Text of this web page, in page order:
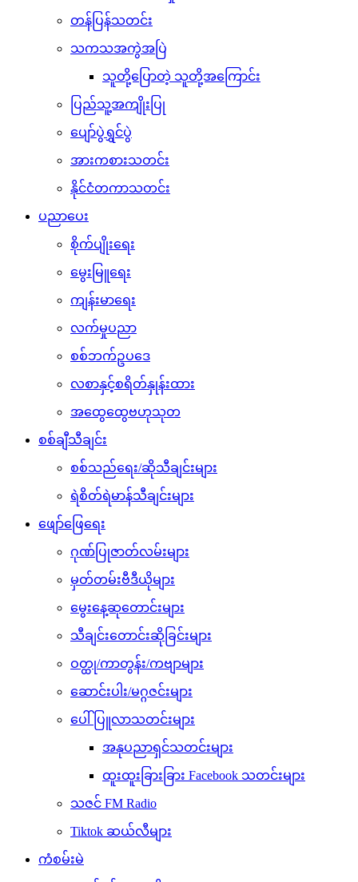
တန်ပြန်သတင်း
သကသအကွဲအပြဲ
သူတို့ပြောတဲ့ သူတို့အကြောင်း
ပြည်သူ့အကျိုးပြု
ပျော်ပွဲရွှင်ပွဲ
အားကစားသတင်း
နိုင်ငံတကာသတင်း
ပညာပေး
စိုက်ပျိုးရေး
မွေးမြူရေး
ကျန်းမာရေး
လက်မှုပညာ
စစ်ဘက်ဥပဒေ
လစာနှင့်စရိတ်နှုန်းထား
အထွေထွေဗဟုသုတ
စစ်ချီသီချင်း
စစ်သည်ရေး/ဆိုသီချင်းများ
ရဲစိတ်ရဲမာန်သီချင်းများ
ဖျော်ဖြေရေး
ဂုဏ်ပြုဇာတ်လမ်းများ
မှတ်တမ်းဗီဒီယိုများ
မွေးနေ့ဆုတောင်းများ
သီချင်းတောင်းဆိုခြင်းများ
ဝတ္ထု/ကာတွန်း/ကဗျာများ
ဆောင်းပါး/မဂ္ဂဇင်းများ
ပေါ်ပြူလာသတင်းများ
အနုပညာရှင်သတင်းများ
ထူးထူးခြားခြား Facebook သတင်းများ
သဇင် FM Radio
Tiktok ဆယ်လီများ
ကံစမ်းမဲ